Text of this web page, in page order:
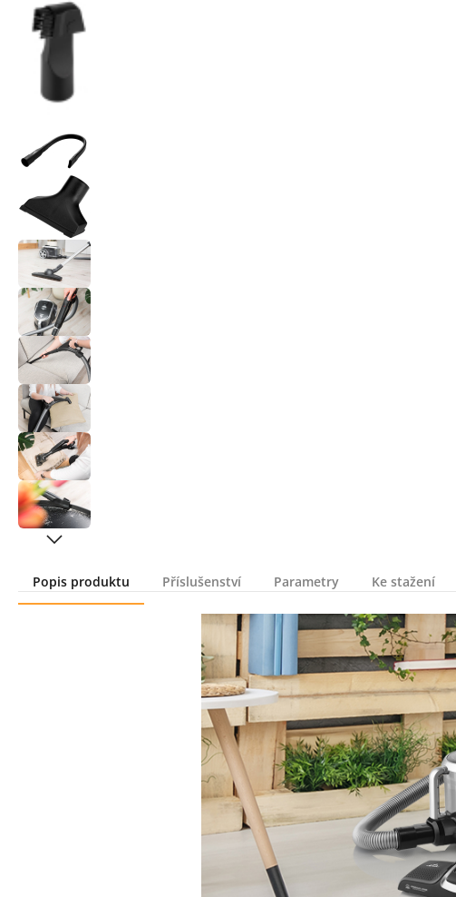
Popis produktu Příslušenství Parametry Ke stažení